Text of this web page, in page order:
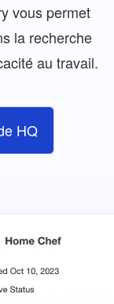
vous permet
la recherche
au travail.
HQ